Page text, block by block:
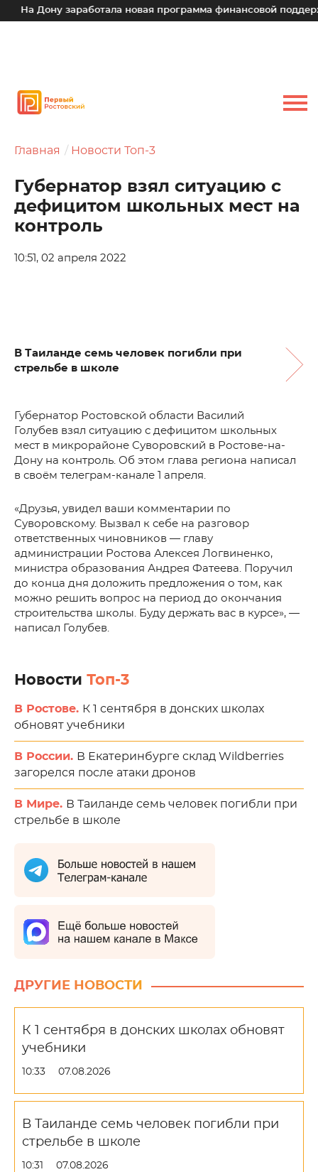
На Дону заработала новая программа финансовой
Главная Новости Топ-3
Губернатор взял ситуацию с
дефицитом школьных мест на
контроль
10:51, 02 апреля 2022
В Таиланде семь человек погибли при
стрельбе в школе
Губернатор Ростовской области Василий
Голубев взял ситуацию с дефицитом школьных
мест в микрорайоне Суворовский в Ростове-на-
Дону на контроль. Об этом глава региона написал
в своём телеграм-канале 1 апреля.
«Друзья, увидел ваши комментарии по
Суворовскому. Вызвал к себе на разговор
ответственных чиновников — главу
администрации Ростова Алексея Логвиненко,
министра образования Андрея Фатеева. Поручил
до конца дня доложить предложения о том, как
можно решить вопрос на период до окончания
строительства школы. Буду держать вас в курсе», —
написал Голубев.
Новости Топ-3
В Ростове. К 1 сентября в донских школах
обновят учебники
В России. В Екатеринбурге склад Wildberries
загорелся после атаки дронов
В Мире. В Таиланде семь человек погибли при
стрельбе в школе
ДРУГИЕ НОВОСТИ
К 1 сентября в донских школах обновят
учебники
10:33 07.08.2026
В Таиланде семь человек погибли при
стрельбе в школе
10:31 07.08.2026